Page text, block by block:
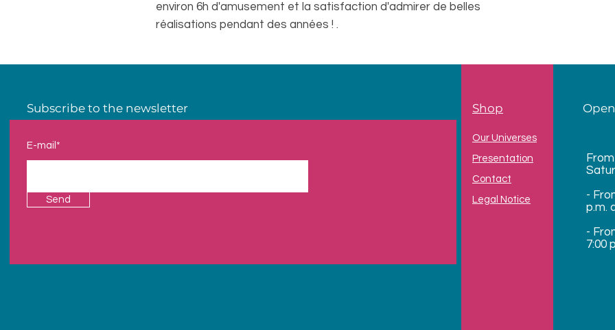
environ 6h d'amusement et la satisfaction d'admirer de belles
réalisations pendant des années ! .
Subscribe to the newsletter
E-mail*
Send
Shop
Our Universes
Presentation
Contact
Legal Notice
-
p.m.
-
7:00